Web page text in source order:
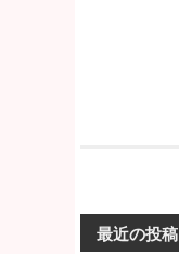
最近の投稿